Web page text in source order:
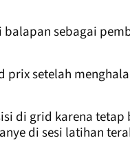
balapan sebagai
setelah
di grid karena tetap
di sesi latihan